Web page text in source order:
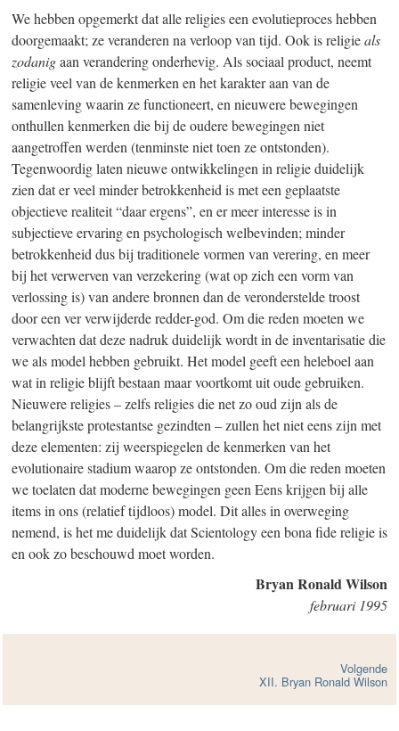
We hebben opgemerkt dat alle religies een evolutieproces hebben
doorgemaakt; ze veranderen na verloop van tijd. Ook is religieals
zodanigaan verandering onderhevig. Als sociaal product, neemt
religie veel van de kenmerken en het karakter aan van de
samenleving waarin ze functioneert, en nieuwere bewegingen
onthullen kenmerken die bij de oudere bewegingen niet
aangetroffen werden (tenminste niet toen ze ontstonden).
Tegenwoordig laten nieuwe ontwikkelingen in religie duidelijk
zien dat er veel minder betrokkenheid is met een geplaatste
objectieve realiteit “daar ergens”, en er meer interesse is in
subjectieve ervaring en psychologisch welbevinden; minder
betrokkenheid dus bij traditionele vormen van verering, en meer
bij het verwerven van verzekering (wat op zich een vorm van
verlossing is) van andere bronnen dan de veronderstelde troost
door een ver verwijderde redder-god. Om die reden moeten we
verwachten dat deze nadruk duidelijk wordt in de inventarisatie die
we als model hebben gebruikt. Het model geeft een heleboel aan
wat in religie blijft bestaan maar voortkomt uit oude gebruiken.
Nieuwere religies – zelfs religies die net zo oud zijn als de
belangrijkste protestantse gezindten – zullen het niet eens zijn met
deze elementen: zij weerspiegelen de kenmerken van het
evolutionaire stadium waarop ze ontstonden. Om die reden moeten
we toelaten dat moderne bewegingen geen Eens krijgen bij alle
items in ons (relatief tijdloos) model. Dit alles in overweging
nemend, is het me duidelijk dat Scientology een bona fide religie is
en ook zo beschouwd moet worden.
Bryan Ronald Wilson
februari 1995
Volgende
XII. Bryan Ronald Wilson